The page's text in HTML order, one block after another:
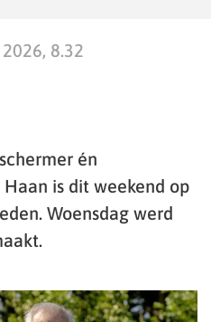
8.32
én
is dit weekend op
Woensdag werd